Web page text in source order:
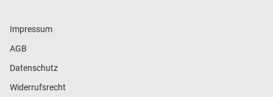
Impressum
AGB
Datenschutz
Widerrufsrecht